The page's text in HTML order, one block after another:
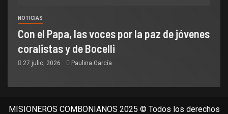
NOTICIAS
Con el Papa, las voces por la paz de jóvenes
coralistas y de Bocelli
27 julio, 2026 Paulina García
MISIONEROS COMBONIANOS 2025 © Todos los derechos